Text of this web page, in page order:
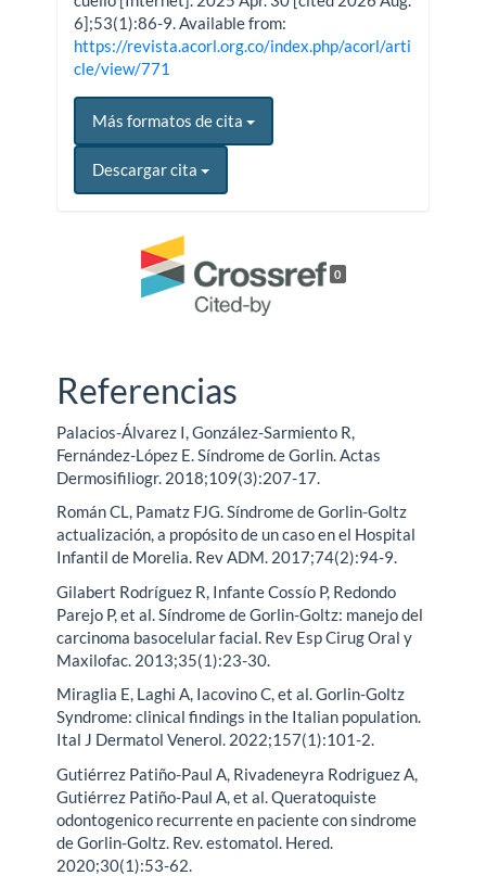
6];53(1):86-9. Available from:
https://revista.acorl.org.co/index.php/acorl/arti
cle/view/771
Más formatos de cita
Descargar cita
0
Referencias
Palacios-Álvarez I, González-Sarmiento R,
Fernández-López E. Síndrome de Gorlin. Actas
Dermosifiliogr. 2018;109(3):207-17.
Román CL, Pamatz FJG. Síndrome de Gorlin-Goltz
actualización, a propósito de un caso en el Hospital
Infantil de Morelia. Rev ADM. 2017;74(2):94-9.
Gilabert Rodríguez R, Infante Cossío P, Redondo
Parejo P, et al. Síndrome de Gorlin-Goltz: manejo del
carcinoma basocelular facial. Rev Esp Cirug Oral y
Maxilofac. 2013;35(1):23-30.
Miraglia E, Laghi A, Iacovino C, et al. Gorlin-Goltz
Syndrome: clinical findings in the Italian population.
Ital J Dermatol Venerol. 2022;157(1):101-2.
Gutiérrez Patiño-Paul A, Rivadeneyra Rodriguez A,
Gutiérrez Patiño-Paul A, et al. Queratoquiste
odontogenico recurrente en paciente con sindrome
de Gorlin-Goltz. Rev. estomatol. Hered.
2020;30(1):53-62.